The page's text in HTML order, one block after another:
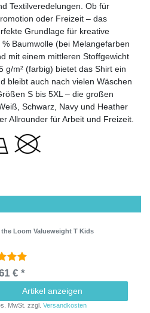
Textilveredelungen. Ob für
oder Freizeit – das
Grundlage für kreative
Baumwolle (bei Melangefarben
mit einem mittleren Stoffgewicht
g/m² (farbig) bietet das Shirt ein
bleibt auch nach vielen Wäschen
S bis 5XL – die großen
Schwarz, Navy und Heather
Allrounder für Arbeit und Freizeit.
Loom Valueweight T Kids
€ *
Artikel anzeigen
MwSt. zzgl.Versandkosten